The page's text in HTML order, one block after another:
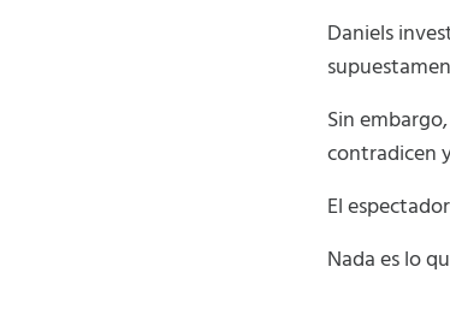
Daniels
Sin
contradicen
El
Nada es lo